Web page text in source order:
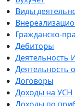
Виды
Гражданско-
Дебиторы
Деятельность
Деятельность
Договоры
Доходы на УСН